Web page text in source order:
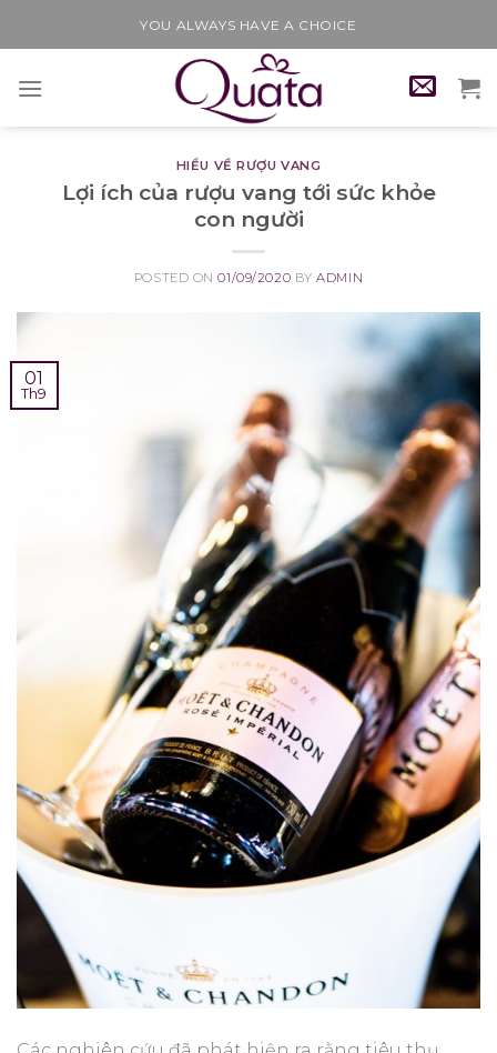
YOU ALWAYS HAVE A CHOICE
HIỂU VỀ RƯỢU VANG
Lợi ích của rượu vang tới sức khỏe
con người
POSTED ON01/09/2020 BYADMIN
01
Th9